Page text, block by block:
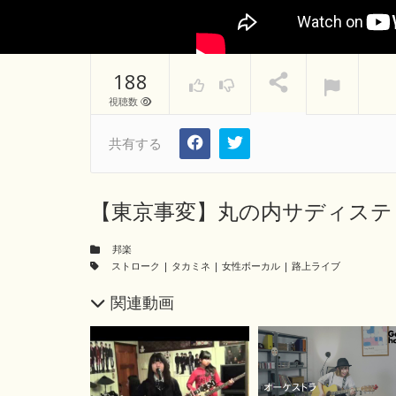
188
視聴数
共有する
【東京事変】丸の内サディス
邦楽
ストローク | タカミネ | 女性ボーカル | 路上ライブ
関連動画